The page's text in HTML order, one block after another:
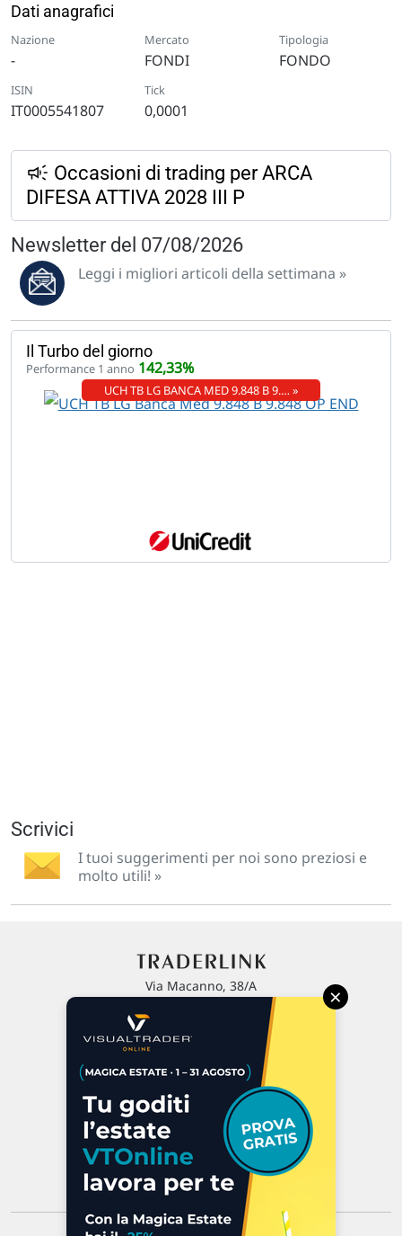
Dati anagrafici
Nazione
-
Mercato
FONDI
Tipologia
FONDO
ISIN
IT0005541807
Tick
0,0001
Occasioni di trading per ARCA
DIFESA ATTIVA 2028 III P
Newsletter del 07/08/2026
Leggi i migliori articoli della settimana »
Il Turbo del giorno
Performance 1 anno 142,33%
UCH TB LG BANCA MED 9.848 B 9.… »
Scrivici
I tuoi suggerimenti per noi sono preziosi e
molto utili! »
Via Macanno, 38/A
P.IVA 02 452 460 401
Chi siamo
Commenti e segnalazioni
Contattaci
×